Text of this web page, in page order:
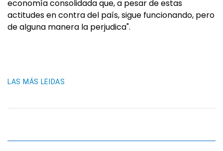
economía consolidada que, a pesar de estas
actitudes en contra del país, sigue funcionando, pero
de alguna manera la perjudica".
LAS MÁS LEIDAS